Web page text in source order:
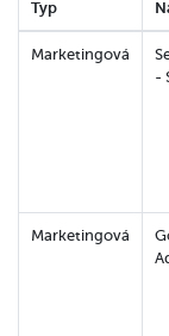
Typ
Marketingová
-
Marketingová